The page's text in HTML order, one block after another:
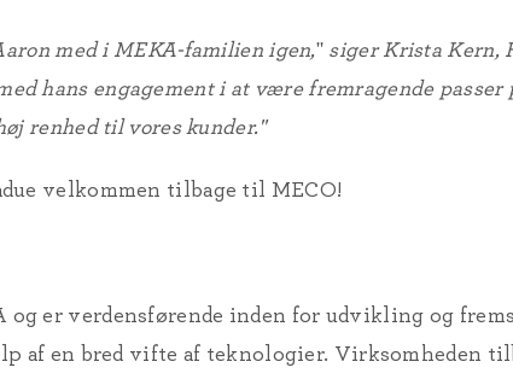
med i MEKA-familien igen," siger Krista Kern,
hans engagement i at være fremragende
renhed til vores kunder."
velkommen tilbage til MECO!
og er verdensførende inden for udvikling og
af en bred vifte af teknologier. Virksomheden